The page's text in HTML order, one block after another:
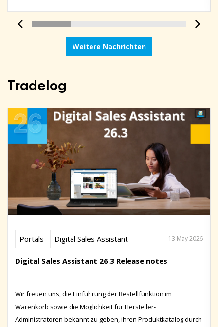
Weitere Nachrichten
Tradelog
Portals Digital Sales Assistant 13 May 2026
Digital Sales Assistant 26.3 Release notes
Wir freuen uns, die Einführung der Bestellfunktion im
Warenkorb sowie die Möglichkeit für Hersteller-
Administratoren bekannt zu geben, ihren Produktkatalog durch